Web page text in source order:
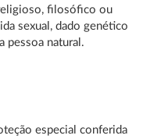
filosófico ou
sexual, dado genético
pessoa natural.
especial conferida